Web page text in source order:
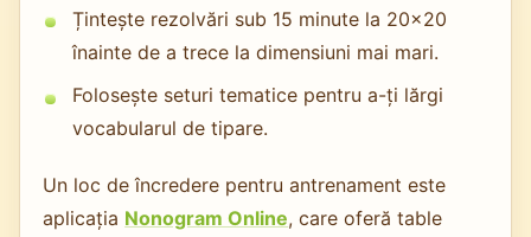
Țintește rezolvări sub 15 minute la 20x20
înainte de a trece la dimensiuni mai mari.
Folosește seturi tematice pentru a-ți lărgi
vocabularul de tipare.
Un loc de încredere pentru antrenament este
aplicația Nonogram Online, care oferă table